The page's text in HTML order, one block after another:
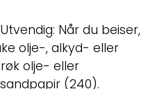
Når du beiser,
olje-, alkyd- eller
olje- eller
(240).